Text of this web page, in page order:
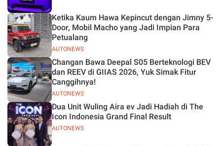
AUTONEWS
Ketika Kaum Hawa Kepincut dengan Jimny 5-
Door, Mobil Macho yang Jadi Impian Para
Petualang
AUTONEWS
Changan Bawa Deepal S05 Berteknologi BEV
dan REEV di GIIAS 2026, Yuk Simak Fitur
Canggihnya!
AUTONEWS
Dua Unit Wuling Aira ev Jadi Hadiah di The
Icon Indonesia Grand Final Result